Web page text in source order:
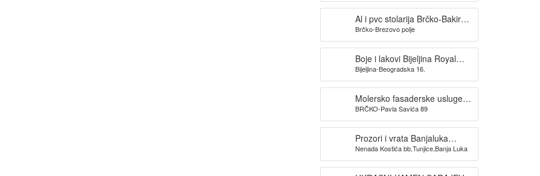
Al i pvc stolarija Brčko-Bakir
plast
Brčko-Brezovo polje
Boje i lakovi Bijeljina Royal
color
Bijeljina-Beogradska 16.
Molersko fasaderske usluge
S.P.Gile Brčko
BRČKO-Pavla Savića 89
Prozori i vrata Banjaluka
MILVA
Nenada Kostića bb,Tunjice,Banja Luka